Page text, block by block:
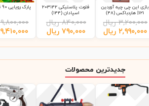
بازی این چی چیه آوردین
121| هاردباکس (48)
۳,۲۰۰,۰۰۰ ریال
۲,۹۹۰,۰۰۰ ریال
فلوت پلاستیکی 203142
اسپادان (144)
۸۴۰,۰۰۰ ریال
۷۹۰,۰۰۰ ریال
پارک رویایی 90 قطعه (10)
۹,۸۰۰,۰۰۰
۹,۴۱۰,۰۰۰
جدیدترین محصولات